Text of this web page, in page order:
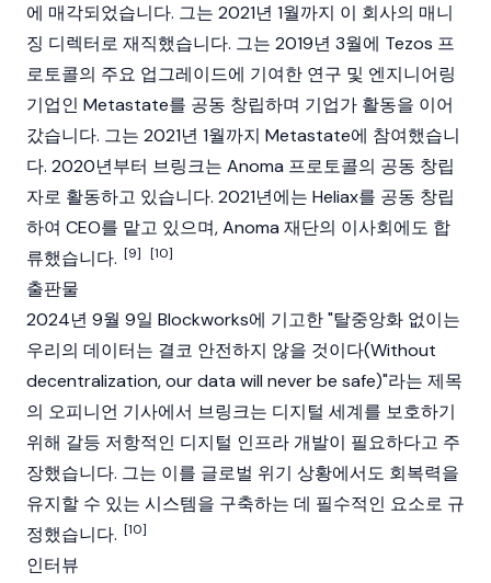
에 매각되었습니다. 그는 2021년 1월까지 이 회사의 매니
징 디렉터로 재직했습니다. 그는 2019년 3월에 Tezos 프
로토콜의 주요 업그레이드에 기여한 연구 및 엔지니어링
기업인 Metastate를 공동 창립하며 기업가 활동을 이어
갔습니다. 그는 2021년 1월까지 Metastate에 참여했습니
다. 2020년부터 브링크는 Anoma 프로토콜의 공동 창립
자로 활동하고 있습니다. 2021년에는 Heliax를 공동 창립
하여 CEO를 맡고 있으며,Anoma 재단의 이사회에도 합
류했습니다. [9] [10]
출판물
2024년 9월 9일 Blockworks에 기고한 "탈중앙화 없이는
우리의 데이터는 결코 안전하지 않을 것이다(Without
decentralization, our data will never be safe)"라는 제목
의 오피니언 기사에서 브링크는 디지털 세계를 보호하기
위해 갈등 저항적인 디지털 인프라 개발이 필요하다고 주
장했습니다. 그는 이를 글로벌 위기 상황에서도 회복력을
유지할 수 있는 시스템을 구축하는 데 필수적인 요소로 규
정했습니다. [10]
인터뷰